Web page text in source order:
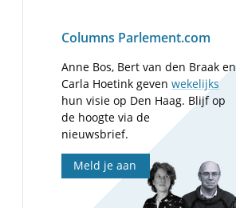
Columns Parlement.com
Anne Bos, Bert van den Braak en
Carla Hoetink gevenwekelijks
hun visie op Den Haag. Blijf op
de hoogte via de
nieuwsbrief.
Meld je aan